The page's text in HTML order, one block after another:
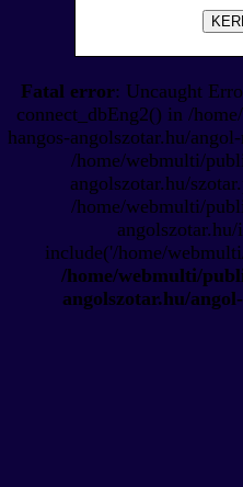
Fatal error: Uncaught
connect_dbEng2() in /
hangos-angolszotar.hu/
/home/webmulti/
angolszotar.hu/
/home/webmulti/
include('/home/
/home/webmulti/
angolszotar.hu/